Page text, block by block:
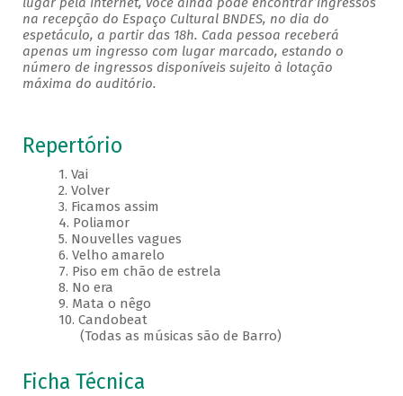
na recepção do Espaço Cultural BNDES, no dia do
espetáculo, a partir das 18h. Cada pessoa receberá
apenas um ingresso com lugar marcado, estando o
número de ingressos disponíveis sujeito à lotação
máxima do auditório.
Repertório
1. Vai
2. Volver
3. Ficamos assim
4. Poliamor
5. Nouvelles vagues
6. Velho amarelo
7. Piso em chão de estrela
8. No era
9. Mata o nêgo
10. Candobeat
(Todas as músicas são de Barro)
Ficha Técnica